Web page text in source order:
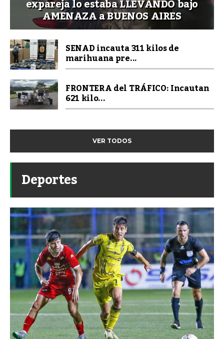
expareja lo estaba LLEVANDO bajo
AMENAZA a BUENOS AIRES
SENAD incauta 311 kilos de
marihuana pre...
FRONTERA del TRÁFICO: Incautan
621 kilo...
VER TODOS
Deportes